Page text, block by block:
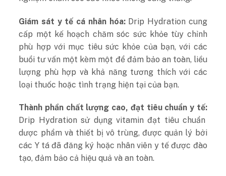
Giám sát y tế cá nhân hóa:Drip Hydration cung
cấp một kế hoạch chăm sóc sức khỏe tùy chỉnh
phù hợp với mục tiêu sức khỏe của bạn, với các
buổi tư vấn một kèm một để đảm bảo an toàn, liều
lượng phù hợp và khả năng tương thích với các
loại thuốc hoặc tình trạng hiện tại của bạn.
Thành phần chất lượng cao, đạt tiêu chuẩn y tế:
Drip Hydration sử dụng vitamin đạt tiêu chuẩn
dược phẩm và thiết bị vô trùng, được quản lý bởi
các Y tá đã đăng ký hoặc nhân viên y tế được đào
tạo, đảm bảo cả hiệu quả và an toàn.